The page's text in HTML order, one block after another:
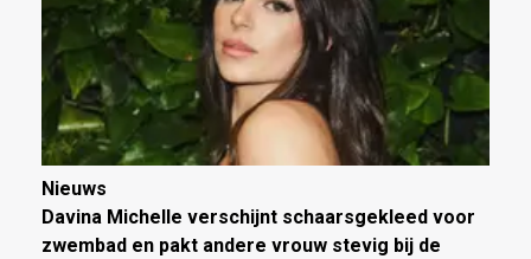
Nieuws
Davina Michelle verschijnt schaarsgekleed voor
zwembad en pakt andere vrouw stevig bij de